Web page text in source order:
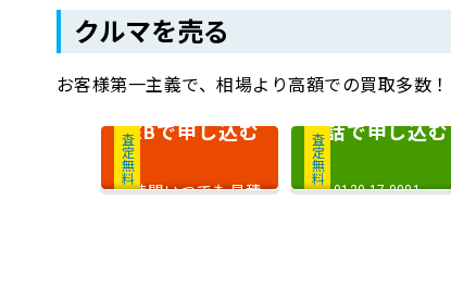
クルマを売る
お客様第一主義で、相場より高額での買取多数！
査定無料
WEBで申し込む
24時間いつでも見積
査定無料
電話で申し込む
0120-17-0001